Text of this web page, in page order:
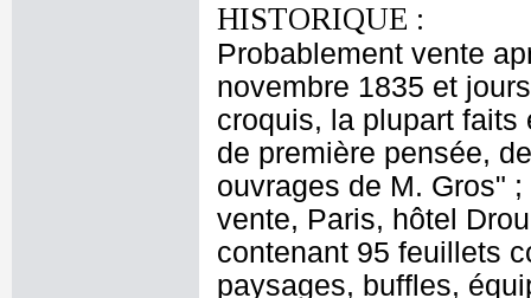
HISTORIQUE :
Probablement vente
novembre 1835 et
croquis, la plupart faits
de première pensée,
ouvrages de M. Gros"
vente, Paris, hôtel
contenant 95 feuillets
paysages, buffles,